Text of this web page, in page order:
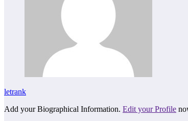
letrank
Add your Biographical Information. Edit your Profile